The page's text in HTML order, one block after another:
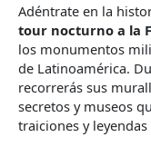
Adéntrate en la
tour nocturno a la
los monumentos
de Latinoamérica.
recorrerás sus
secretos y museos
traiciones y